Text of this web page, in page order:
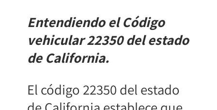
Entendiendo el Código
vehicular 22350 del estado
de California.
El código 22350 del estado